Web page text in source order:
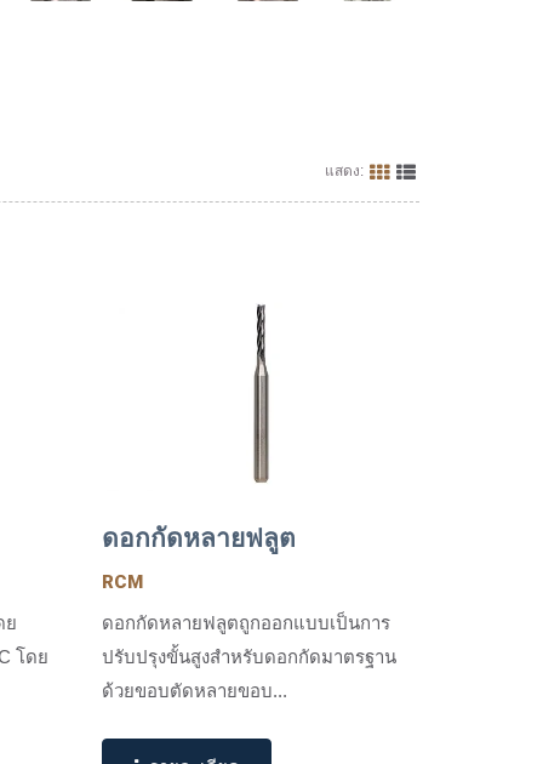
แสดง:
ย
โดย
ดอกกัดหลายฟลูต
RCM
ดอกกัดหลายฟลูตถูกออกแบบเป็นการ
ปรับปรุงขั้นสูงสำหรับดอกกัดมาตรฐาน
ด้วยขอบตัดหลายขอบ...